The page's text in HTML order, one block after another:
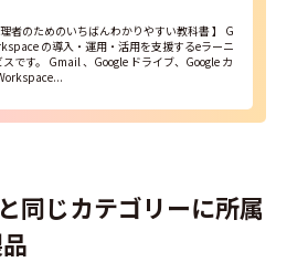
者のためのいちばんわかりやすい教科書 】 G
の導入・運用・活用を支援するeラーニ
イブ、Google カ
同じカテゴリーに所属